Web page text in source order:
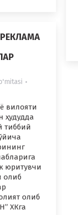
вилояти
ҳудудда
тиббий
юритувчи
олиб
олиб
ХКга